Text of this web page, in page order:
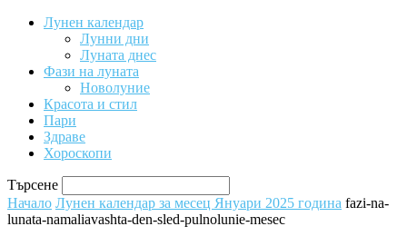
Лунен календар
Лунни дни
Луната днес
Фази на луната
Новолуние
Красота и стил
Пари
Здраве
Хороскопи
Търсене
Начало Лунен календар за месец Януари 2025 година fazi-na-
lunata-namaliavashta-den-sled-pulnolunie-mesec